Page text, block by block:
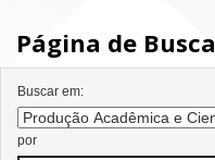
Página de Busca
Buscar em:
por